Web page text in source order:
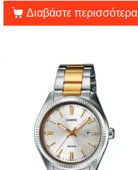
Διαβάστε περισσότερα